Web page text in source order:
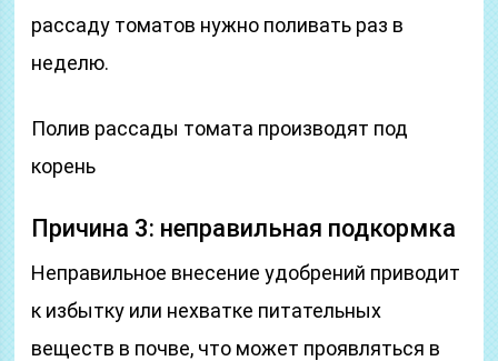
рассаду томатов нужно поливать раз в
неделю.
Полив рассады томата производят под
корень
Причина 3: неправильная подкормка
Неправильное внесение удобрений приводит
к избытку или нехватке питательных
веществ в почве, что может проявляться в